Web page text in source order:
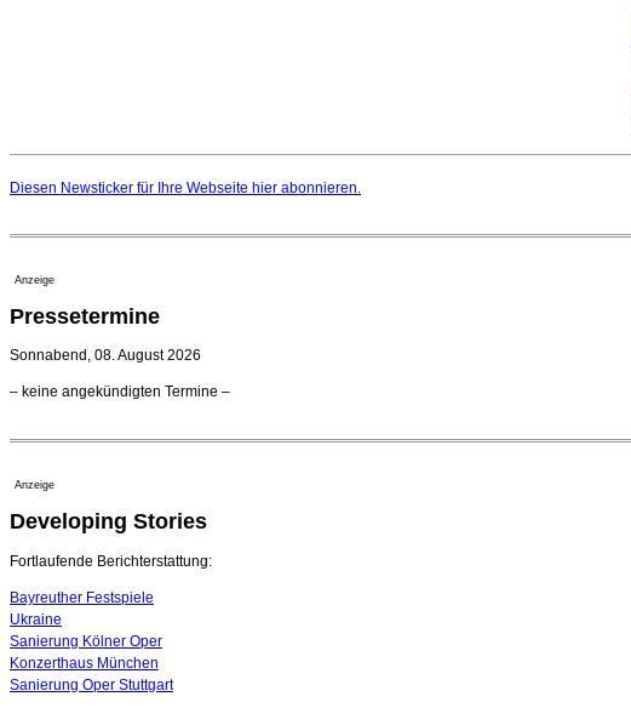
Diesen Newsticker für Ihre Webseite hier abonnieren.
Anzeige
Pressetermine
Sonnabend, 08. August 2026
– keine angekündigten Termine –
Anzeige
Developing Stories
Fortlaufende Berichterstattung:
Bayreuther Festspiele
Ukraine
Sanierung Kölner Oper
Konzerthaus München
Sanierung Oper Stuttgart